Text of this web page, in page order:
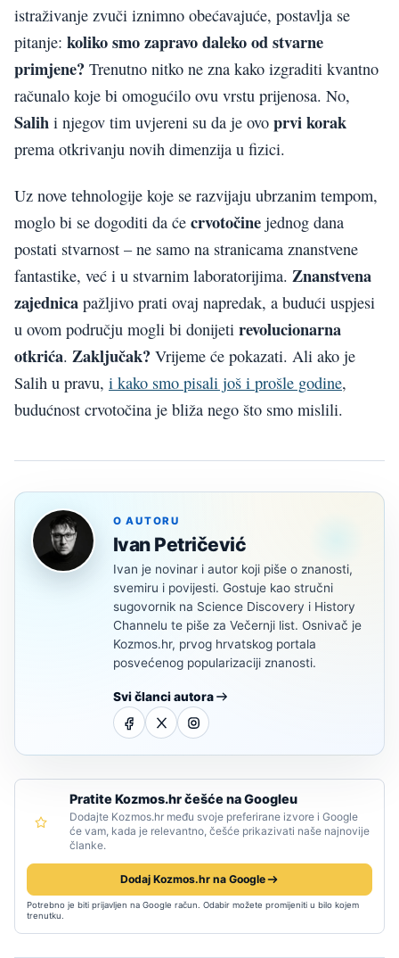
istraživanje zvuči iznimno obećavajuće, postavlja se
pitanje: koliko smo zapravo daleko od stvarne
primjene? Trenutno nitko ne zna kako izgraditi kvantno
računalo koje bi omogućilo ovu vrstu prijenosa. No,
Salih i njegov tim uvjereni su da je ovo prvi korak
prema otkrivanju novih dimenzija u fizici.
Uz nove tehnologije koje se razvijaju ubrzanim tempom,
moglo bi se dogoditi da će crvotočine jednog dana
postati stvarnost – ne samo na stranicama znanstvene
fantastike, već i u stvarnim laboratorijima. Znanstvena
zajednica pažljivo prati ovaj napredak, a budući uspjesi
u ovom području mogli bi donijeti revolucionarna
otkrića. Zaključak? Vrijeme će pokazati. Ali ako je
Salih u pravu, i kako smo pisali još i prošle godine,
budućnost crvotočina je bliža nego što smo mislili.
O AUTORU
Ivan Petričević
Ivan je novinar i autor koji piše o znanosti,
svemiru i povijesti. Gostuje kao stručni
sugovornik na Science Discovery i History
Channelu te piše za Večernji list. Osnivač je
Kozmos.hr, prvog hrvatskog portala
posvećenog popularizaciji znanosti.
Svi članci autora
Pratite Kozmos.hr češće na Googleu
Dodajte Kozmos.hr među svoje preferirane izvore i Google
će vam, kada je relevantno, češće prikazivati naše najnovije
članke.
Dodaj Kozmos.hr na Google
Potrebno je biti prijavljen na Google račun. Odabir možete promijeniti u bilo kojem
trenutku.